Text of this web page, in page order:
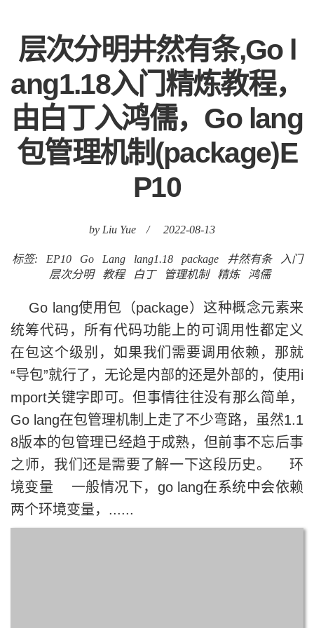
层次分明井然有条,Go l
ang1.18入门精炼教程，
由白丁入鸿儒，Go lang
包管理机制(package)E
P10
by Liu Yue / 2022-08-13
标签: EP10 Go Lang lang1.18 package 井然有条
入门
层次分明
教程 白丁 管理机制 精炼 鸿儒
Go lang使用包（package）这种概念元素来
统筹代码，所有代码功能上的可调用性都定义
在包这个级别，如果我们需要调用依赖，那就
“导包”就行了，无论是内部的还是外部的，使用i
mport关键字即可。但事情往往没有那么简单，
Go lang在包管理机制上走了不少弯路，虽然1.1
8版本的包管理已经趋于成熟，但前事不忘后事
之师，我们还是需要了解一下这段历史。 环
境变量 一般情况下，go lang在系统中会依赖
两个环境变量，......